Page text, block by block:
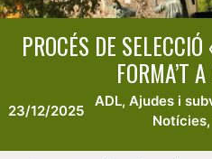
PROCÉS DE
FORMA’T
23/12/2025
ADL, Ajudes i
Notícies,